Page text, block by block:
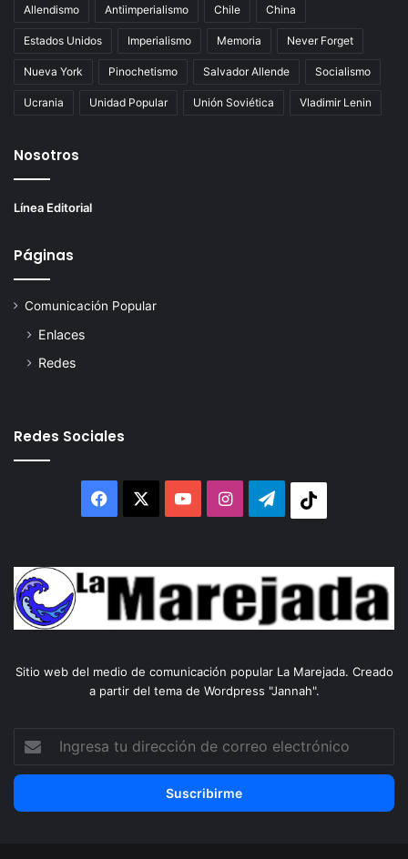
Allendismo Antiimperialismo Chile China
Estados Unidos Imperialismo Memoria Never Forget
Nueva York Pinochetismo Salvador Allende Socialismo
Ucrania Unidad Popular Unión Soviética Vladimir Lenin
Nosotros
Línea Editorial
Páginas
Comunicación Popular
Enlaces
Redes
Redes Sociales
Facebook YouTubeInstagram
Telegram
Sitio web del medio de comunicación popular La Marejada. Creado
a partir del tema de Wordpress "Jannah".
dirección
correo